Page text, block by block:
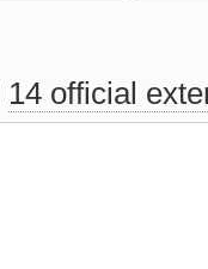
14 official